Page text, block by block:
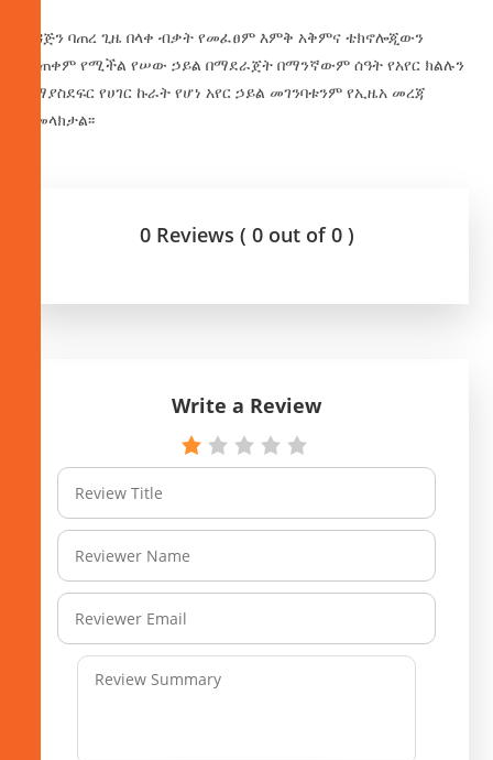
ግዳጅን ባጠረ ጊዜ በላቀ ብቃት የመፈፀም እምቅ አቅምና ቴክኖሎጂውን
መጠቀም የሚችል የሠው ኃይል በማደራጀት በማንኛውም ሰዓት የአየር ክልሉን
የማያስደፍር የሀገር ኩራት የሆነ አየር ኃይል መገንባቱንም የኢዜአ መረጃ
ያመላክታል፡፡
0 Reviews ( 0 out of 0 )
Write a Review